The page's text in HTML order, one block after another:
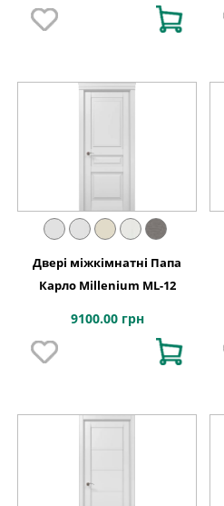
Двері міжкімнатні Папа
Карло Millenium ML-12
9100.00 грн